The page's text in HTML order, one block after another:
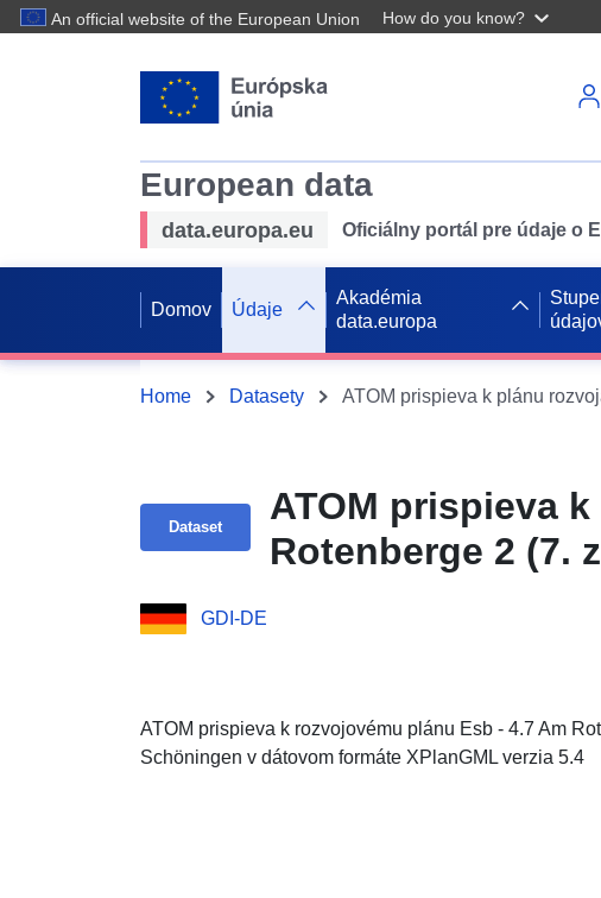
An official website of the European Union How do you know?
European data
data.europa.eu Oficiálny portál pre údaje o
Domov Údaje
Akadémia
data.europa
Home Datasety
Dataset
ATOM prispieva
Rotenberge 2 (7.
GDI-DE
ATOM prispieva k rozvojovému plánu Esb - 4.7 Am
Schöningen v dátovom formáte XPlanGML verzia 5.4